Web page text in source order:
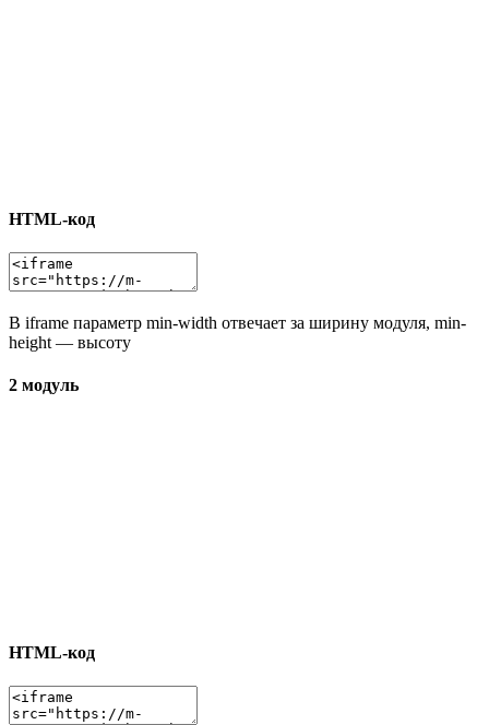
HTML-код
В iframe параметр min-width отвечает за ширину модуля, min-
height — высоту
2 модуль
HTML-код